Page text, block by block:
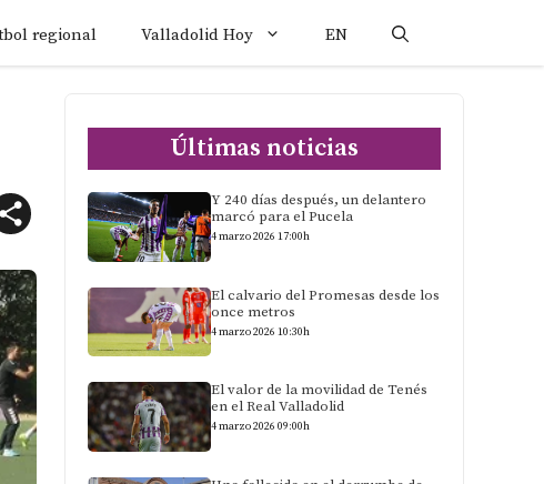
regional Valladolid Hoy EN
Últimas noticias
Y 240 días después, un delantero
marcó para el Pucela
4 marzo 2026 17:00h
El calvario del Promesas desde los
once metros
4 marzo 2026 10:30h
El valor de la movilidad de Tenés
en el Real Valladolid
4 marzo 2026 09:00h